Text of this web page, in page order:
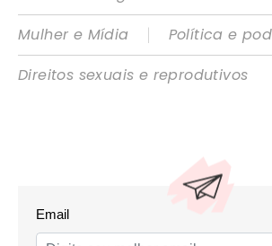
Mulher e Mídia
|
Política e
Direitos sexuais e reprodutivos